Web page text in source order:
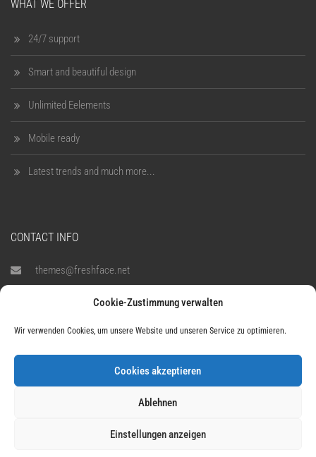
Cookie-Zustimmung verwalten
Wir verwenden Cookies, um unsere Website und unseren Service zu optimieren.
Cookies akzeptieren
Ablehnen
Einstellungen anzeigen
WHAT WE OFFER
24/7 support
Smart and beautiful design
Unlimited Eelements
Mobile ready
Latest trends and much more...
CONTACT INFO
themes@freshface.net
795 Folsom Ave, Suite 600,